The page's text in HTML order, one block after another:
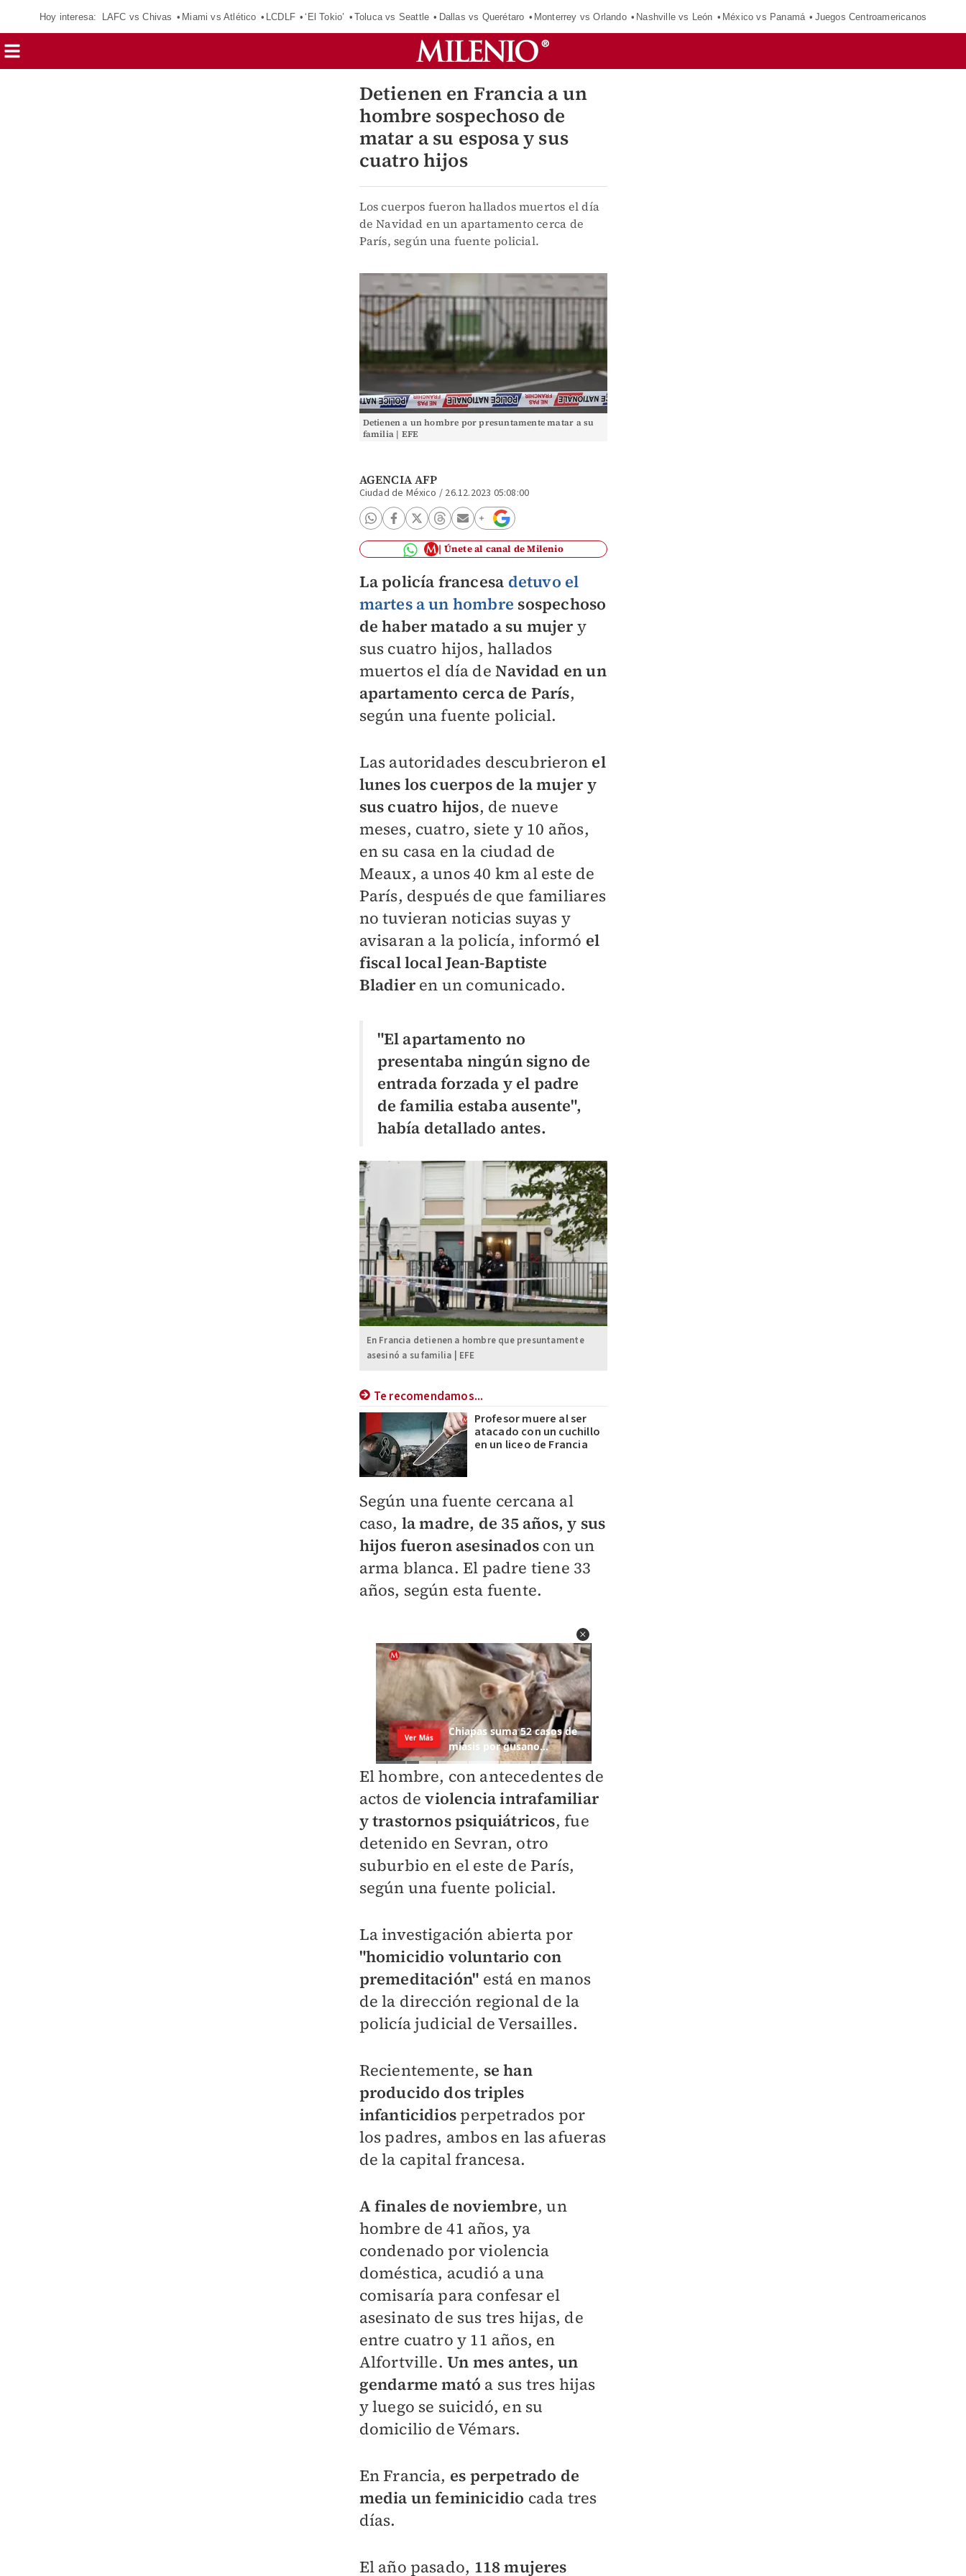
Hoy interesa: LAFC vs Chivas Miami vs Atlético LCDLF ‘El Tokio’ Toluca vs Seattle Dallas vs Querétaro Monterrey vs Orlando Nashville vs León México vs Panamá Juegos Centroamericanos
Detienen en Francia a un
hombre sospechoso de
matar a su esposa y sus
cuatro hijos
Los cuerpos fueron hallados muertos el día
de Navidad en un apartamento cerca de
París, según una fuente policial.
Detienen a un hombre por presuntamente matar a su
familia | EFE
AGENCIA AFP
Ciudad de México / 26.12.2023 05:08:00
Únete al canal de Milenio
La policía francesa detuvo el
martes a un hombre sospechoso
de haber matado a su mujery
sus cuatro hijos, hallados
muertos el día deNavidad en un
apartamento cerca de París,
según una fuente policial.
Las autoridades descubrieron el
lunes los cuerpos de la mujer y
sus cuatro hijos, de nueve
meses, cuatro, siete y 10 años,
en su casa en la ciudad de
Meaux, a unos 40 km al este de
París, después de que familiares
no tuvieran noticias suyas y
avisaran a la policía, informó el
fiscal local Jean-Baptiste
Bladieren un comunicado.
"El apartamento no
presentaba ningún signo de
entrada forzada y el padre
de familia estaba ausente",
había detallado antes.
En Francia detienen a hombre que presuntamente
asesinó a su familia | EFE
Te recomendamos...
Profesor muere al ser
atacado con un cuchillo
en un liceo de Francia
Según una fuente cercana al
caso, la madre, de 35 años, y sus
hijos fueron asesinados con un
arma blanca. El padre tiene 33
años, según esta fuente.
El hombre, con antecedentes de
actos deviolencia intrafamiliar
y trastornos psiquiátricos, fue
detenido en Sevran, otro
suburbio en el este de París,
según una fuente policial.
La investigación abierta por
"homicidio voluntario con
premeditación" está en manos
de la dirección regional de la
policía judicial de Versailles.
Recientemente, se han
producido dos triples
infanticidios perpetrados por
los padres, ambos en las afueras
de la capital francesa.
A finales de noviembre, un
hombre de 41 años, ya
condenado por violencia
doméstica, acudió a una
comisaría para confesar el
asesinato de sus tres hijas, de
entre cuatro y 11 años, en
Alfortville.Un mes antes, un
gendarme mató a sus tres hijas
y luego se suicidó, en su
domicilio de Vémars.
En Francia, es perpetrado de
media un feminicidio cada tres
días.
El año pasado, 118 mujeres